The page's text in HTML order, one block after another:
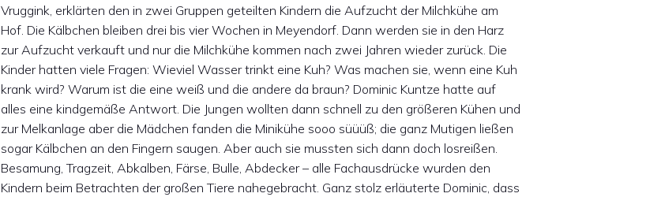
Vruggink, erklärten den in zwei Gruppen geteilten Kindern die Aufzucht der Milchkühe am
Hof. Die Kälbchen bleiben drei bis vier Wochen in Meyendorf. Dann werden sie in den Harz
zur Aufzucht verkauft und nur die Milchkühe kommen nach zwei Jahren wieder zurück. Die
Kinder hatten viele Fragen: Wieviel Wasser trinkt eine Kuh? Was machen sie, wenn eine Kuh
krank wird? Warum ist die eine weiß und die andere da braun? Dominic Kuntze hatte auf
alles eine kindgemäße Antwort. Die Jungen wollten dann schnell zu den größeren Kühen und
zur Melkanlage aber die Mädchen fanden die Minikühe sooo süüüß; die ganz Mutigen ließen
sogar Kälbchen an den Fingern saugen. Aber auch sie mussten sich dann doch losreißen.
Besamung, Tragzeit, Abkalben, Färse, Bulle, Abdecker – alle Fachausdrücke wurden den
Kindern beim Betrachten der großen Tiere nahegebracht. Ganz stolz erläuterte Dominic, dass